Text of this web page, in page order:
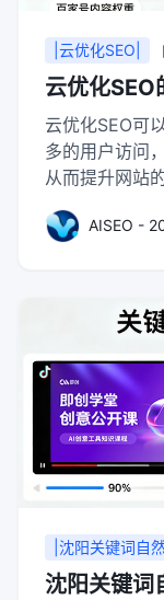
|云优化SEO|
云优化SEO
云优化SEO可
多的用户访问
从而提升网站
体现在以下几
资源：云计算
素材。2、灵
活扩展资源，
成本效益：通
降低成本，同
管和性能优化
以将网站部署
性和弹性，可
此外，云计算
AISEO -
|沈阳关键词自
沈阳关键词